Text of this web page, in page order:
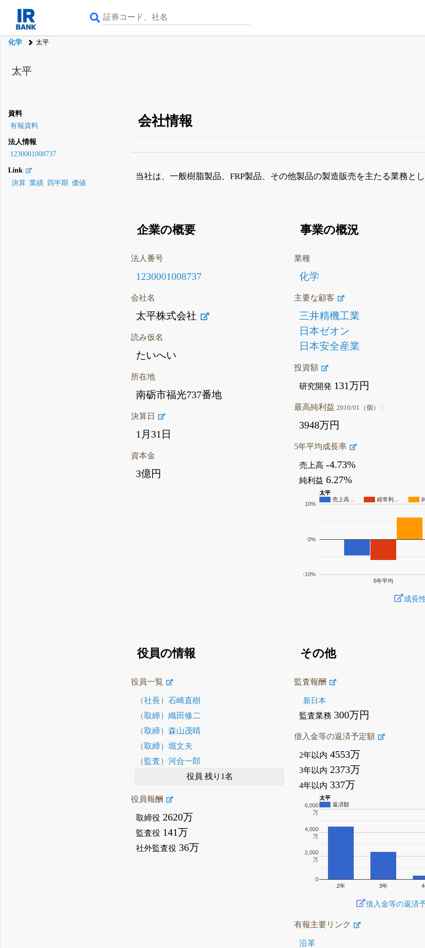
化学 太平
太平
資料
有報資料
法人情報
1230001008737
Link
決算 業績 四半期 価値
会社情報
無料でβ版をはじめる
当社は、一般樹脂製品、FRP製品、その他製品の製造販売を主たる業務とし
企業の概要
法人番号
1230001008737
会社名
太平株式会社
読み仮名
たいへい
所在地
南砺市福光737番地
決算日
1月31日
資本金
3億円
事業の概況
業種
化学
主要な顧客
三井精機工業
日本ゼオン
日本安全産業
投資額
研究開発 131万円
最高純利益2010/01（個）
3948万円
5年平均成長率
売上高 -4.73%
純利益 6.27%
太平
売上高…
経常利…
5年平均
-10%
0%
10%
成長
役員の情報
役員一覧
（社長）石崎直樹
（取締）織田修二
（取締）森山茂晴
（取締）堀文夫
（監査）河合一郎
役員 残り1名
役員報酬
取締役 2620万
監査役 141万
社外監査役 36万
その他
監査報酬
新日本
監査業務 300万円
借入金等の返済予定額
2年以内 4553万
3年以内 2373万
4年以内 337万
太平
返済額
2年 3年
0
2,000
万
4,000
万
6,000
万
借入金等の返済
有報主要リンク
沿革